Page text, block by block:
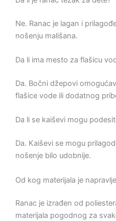
Ne. Ranac je lagan i
nošenju mališana.
Da li ima mesto za flašicu
Da. Bočni džepovi
flašice vode ili dodatnog
Da li se kaiševi mogu
Da. Kaiševi se mogu
nošenje bilo udobnije.
Od kog materijala je
Ranac je izrađen od
materijala pogodnog za